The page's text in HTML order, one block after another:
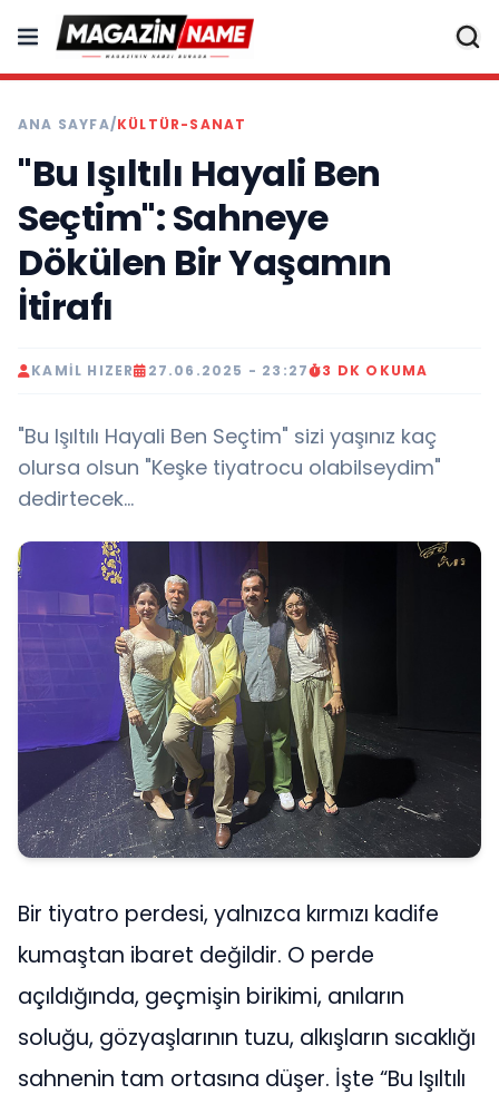
ANA SAYFA/KÜLTÜR-SANAT
"Bu Işıltılı Hayali Ben
Seçtim": Sahneye
Dökülen Bir Yaşamın
İtirafı
KAMIL HIZER 27.06.2025 - 23:27 3 DK OKUMA
"Bu Işıltılı Hayali Ben Seçtim" sizi yaşınız kaç
olursa olsun "Keşke tiyatrocu olabilseydim"
dedirtecek...
Bir tiyatro perdesi, yalnızca kırmızı kadife
kumaştan ibaret değildir. O perde
açıldığında, geçmişin birikimi, anıların
soluğu, gözyaşlarının tuzu, alkışların sıcaklığı
sahnenin tam ortasına düşer. İşte “Bu Işıltılı